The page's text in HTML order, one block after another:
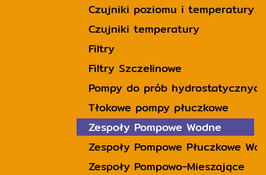
Czujniki poziomu i temperatury
Czujniki temperatury
Filtry
Filtry Szczelinowe
Pompy do prób
Tłokowe pompy płuczkowe
Zespoły Pompowe Wodne
Zespoły Pompowe Płuczkowe
Zespoły Pompowo-Mieszające